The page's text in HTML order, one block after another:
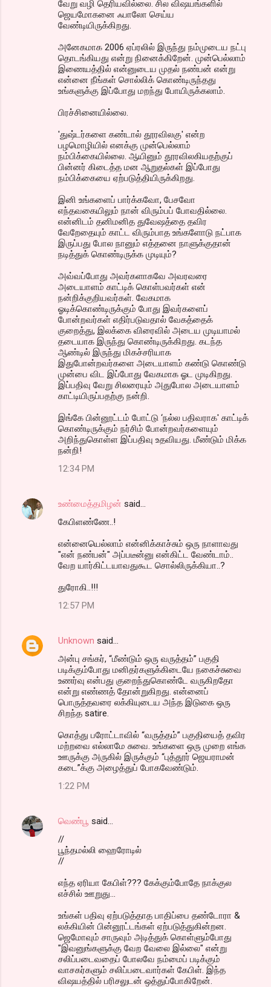
வேறு வழி தெரியவில்லை. சில விஷயங்களில்
ஜெயமோகனை ஃபாலோ செய்ய
வேண்டியிருக்கிறது.
அனேகமாக 2006 ஏப்ரலில் இருந்து நம்முடைய நட்பு
தொடங்கியது என்று நினைக்கிறேன். முன்பெல்லாம்
இணையத்தில் என்னுடைய முதல் நண்பன் என்று
என்னை நீங்கள் சொல்லிக் கொண்டிருந்தது
உங்களுக்கு இப்போது மறந்து போயிருக்கலாம்.
பிரச்சினையில்லை.
'துஷ்டர்களை கண்டால் தூரவிலகு' என்ற
பழமொழியில் எனக்கு முன்பெல்லாம்
நம்பிக்கையில்லை. ஆயினும் தூரவிலகியதற்குப்
பின்னர் கிடைத்த மன ஆறுதல்கள் இப்போது
நம்பிக்கையை ஏற்படுத்தியிருக்கிறது.
இனி உங்களைப் பார்க்கவோ, பேசவோ
எந்தவகையிலும் நான் விரும்பப் போவதில்லை.
என்னிடம் தனிமனித துவேஷத்தை தவிர
வேறேதையும் காட்ட விரும்பாத உங்களோடு நட்பாக
இருப்பது போல நானும் எத்தனை நாளுக்குதான்
நடித்துக் கொண்டிருக்க முடியும்?
அவ்வப்போது அவர்களாகவே அவரவரை
அடையாளம் காட்டிக் கொள்பவர்கள் என்
நன்றிக்குறியவர்கள். வேகமாக
ஓடிக்கொண்டிருக்கும் போது இவர்களைப்
போன்றவர்கள் எதிர்படுவதால் வேகத்தைக்
குறைத்து, இலக்கை விரைவில் அடைய முடியாமல்
தடையாக இருந்து கொண்டிருக்கிறது. கடந்த
ஆண்டில் இருந்து மிகச்சரியாக
இதுபோன்றவர்களை அடையாளம் கண்டு கொண்டு
முன்பை விட இப்போது வேகமாக ஓட முடிகிறது.
இப்பதிவு வேறு சிலரையும் அதுபோல அடையாளம்
காட்டியிருப்பதற்கு நன்றி.
இங்கே பின்னூட்டம் போட்டு ‘நல்ல பதிவராக' காட்டிக்
கொண்டிருக்கும் நர்சிம் போன்றவர்களையும்
அறிந்துகொள்ள இப்பதிவு உதவியது. மீண்டும் மிக்க
நன்றி!
12:34 PM
உண்மைத்தமிழன் said…
கேபிளண்ணே..!
என்னையெல்லாம் என்னிக்காச்சும் ஒரு நாளாவது
"என் நண்பன்" அப்படீன்னு என்கிட்ட வேண்டாம்..
வேற யார்கிட்டயாவதுகூட சொல்லிருக்கியா..?
துரோகி..!!!
12:57 PM
Unknown said…
அன்பு சங்கர், “மீண்டும் ஒரு வருத்தம்” பகுதி
படிக்கும்போது மனிதர்களுக்கிடையே நகைச்சுவை
உணர்வு என்பது குறைந்துகொண்டே வருகிறதோ
என்று எண்ணத் தோன்றுகிறது. என்னைப்
பொருத்தவரை லக்கியுடைய அந்த இடுகை ஒரு
சிறந்த satire.
கொத்து பரோட்டாவில் “வருத்தம்” பகுதியைத் தவிர
மற்றவை எல்லாமே சுவை. உங்களை ஒரு முறை எங்க
ஊருக்கு அருகில் இருக்கும் “புத்தூர் ஜெயராமன்
கடை”க்கு அழைத்துப் போகவேண்டும்.
1:22 PM
வெண்பூ said…
//
பூந்தமல்லி ஹைரோடில்
//
எந்த ஏரியா கேபிள்??? கேக்கும்போதே நாக்குல
எச்சில் ஊறுது...
உங்கள் பதிவு ஏற்படுத்தாத பாதிப்பை தண்டோரா &
லக்கியின் பின்னூட்டங்கள் ஏற்படுத்துகின்றன.
ஜெமோவும் சாருவும் அடித்துக் கொள்ளும்போது
"இவனுங்களுக்கு வேற வேலை இல்லை" என்று
சலிப்படைவதைப் போலவே நம்மைப் படிக்கும்
வாசகர்களும் சலிப்படைவார்கள் கேபிள். இந்த
விஷயத்தில் பரிசலுடன் ஒத்துப்போகிறேன்.